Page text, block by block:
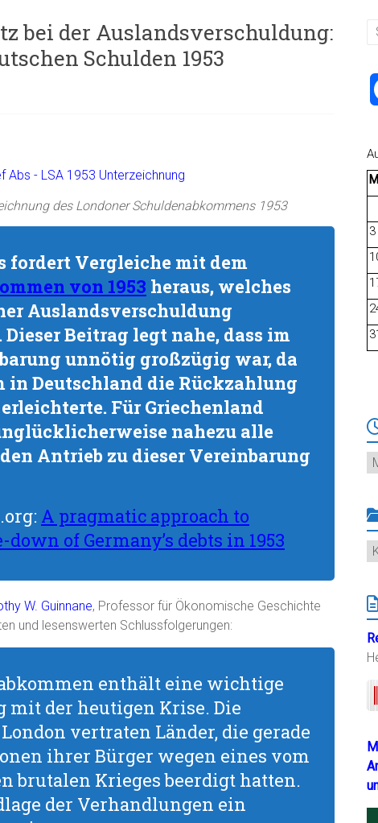
bei der Auslandsverschuldung:
Schulden 1953
des Londoner Schuldenabkommens 1953
fordert Vergleiche mit dem
von 1953 heraus, welches
Auslandsverschuldung
Beitrag legt nahe, dass im
unnötig großzügig war, da
in Deutschland die Rückzahlung
Für Griechenland
nahezu alle
Antrieb zu dieser Vereinbarung
A pragmatic approach to
of Germany’s debts in 1953
W. Guinnane, Professor für Ökonomische Geschichte
und lesenswerten Schlussfolgerungen:
enthält eine wichtige
mit der heutigen Krise. Die
vertraten Länder, die gerade
ihrer Bürger wegen eines vom
brutalen Krieges beerdigt hatten.
der Verhandlungen ein
M
3